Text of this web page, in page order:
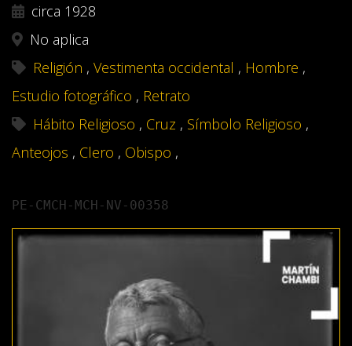
circa 1928
No aplica
Religión , Vestimenta occidental , Hombre ,
Estudio fotográfico , Retrato
Hábito Religioso , Cruz , Símbolo Religioso ,
Anteojos , Clero , Obispo ,
PE-CMCH-MCH-NV-00358